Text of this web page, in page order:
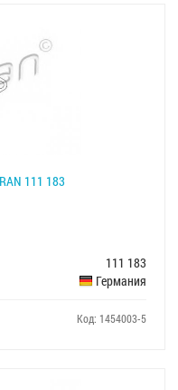
111 183
111 183
Германия
Код: 1454003-5